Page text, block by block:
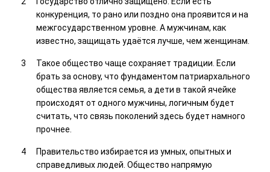
конкуренция, то рано или поздно она проявится и на
межгосударственном уровне. А мужчинам, как
известно, защищать удаётся лучше, чем женщинам.
Такое общество чаще сохраняет традиции. Если
брать за основу, что фундаментом патриархального
общества является семья, а дети в такой ячейке
происходят от одного мужчины, логичным будет
считать, что связь поколений здесь будет намного
прочнее.
Правительство избирается из умных, опытных и
справедливых людей. Общество напрямую